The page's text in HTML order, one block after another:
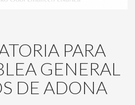
PARA
GENERAL
DE ADONA